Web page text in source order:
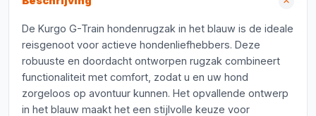
De Kurgo G-Train hondenrugzak in het blauw is de ideale
reisgenoot voor actieve hondenliefhebbers. Deze
robuuste en doordacht ontworpen rugzak combineert
functionaliteit met comfort, zodat u en uw hond
zorgeloos op avontuur kunnen. Het opvallende ontwerp
in het blauw maakt het een stijlvolle keuze voor